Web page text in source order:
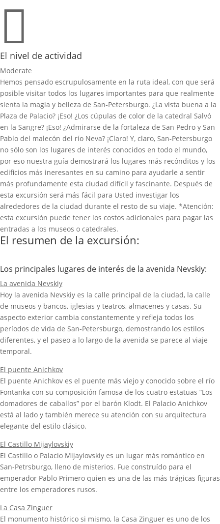

El nivel de actividad
Moderate
Hemos pensado escrupulosamente en la ruta ideal, con que será
posible visitar todos los lugares importantes para que realmente
sienta la magia y belleza de San-Petersburgo. ¿La vista buena a la
Plaza de Palacio? ¡Eso! ¿Los cúpulas de color de la catedral Salvó
en la Sangre? ¡Eso! ¿Admirarse de la fortaleza de San Pedro y San
Pablo del malecón del río Neva? ¡Claro! Y, claro, San-Petersburgo
no sólo son los lugares de interés conocidos en todo el mundo,
por eso nuestra guía demostrará los lugares más recónditos y los
edificios más ineresantes en su camino para ayudarle a sentir
más profundamente esta ciudad difícil y fascinante. Después de
esta excursión será más fácil para Usted investigar los
alrededores de la ciudad durante el resto de su viaje. *Atención:
esta excursión puede tener los costos adicionales para pagar las
entradas a los museos o catedrales.
El resumen de la excursión:
Los principales lugares de interés de la avenida Nevskiy:
La avenida Nevskiy
Hoy la avenida Nevskiy es la calle principal de la ciudad, la calle
de museos y bancos, iglesias y teatros, almacenes y casas. Su
aspecto exterior cambia constantemente y refleja todos los
períodos de vida de San-Petersburgo, demostrando los estilos
diferentes, y el paseo a lo largo de la avenida se parece al viaje
temporal.
El puente Anichkov
El puente Anichkov es el puente más viejo y conocido sobre el río
Fontanka con su composición famosa de los cuatro estatuas “Los
domadores de caballos” por el barón Klodt. El Palacio Anichkov
está al lado y también merece su atención con su arquitectura
elegante del estilo clásico.
El Castillo Mijaylovskiy
El Castillo o Palacio Mijaylovskiy es un lugar más romántico en
San-Petrsburgo, lleno de misterios. Fue construído para el
emperador Pablo Primero quien es una de las más trágicas figuras
entre los emperadores rusos.
La Casa Zinguer
El monumento histórico si mismo, la Casa Zinguer es uno de los